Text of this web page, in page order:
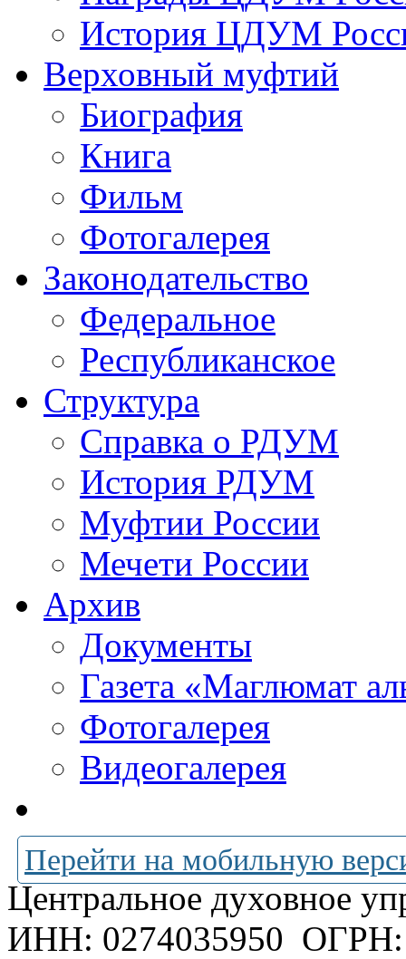
История ЦДУМ
Верховный муфтий
Биография
Книга
Фильм
Фотогалерея
Законодательство
Федеральное
Республиканское
Структура
Справка о РДУМ
История РДУМ
Муфтии России
Мечети России
Архив
Документы
Газета «Маглюмат
Фотогалерея
Видеогалерея
Перейти на мобильную
Центральное духовное
ИНН: 0274035950 ОГРН: